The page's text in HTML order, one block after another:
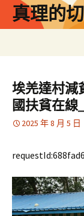
真理的
埃羌達村減
國扶貧在線
2025 年 8 月 5 日